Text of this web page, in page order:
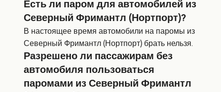
Есть ли паром для автомобилей из
Северный Фримантл (Нортпорт)?
В настоящее время автомобили на паромы из
Северный Фримантл (Нортпорт) брать нельзя.
Разрешено ли пассажирам без
автомобиля пользоваться
паромами из Северный Фримантл